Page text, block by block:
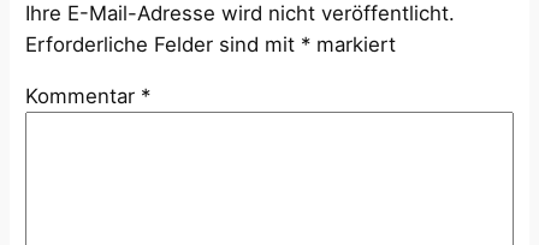
Ihre E-Mail-Adresse wird nicht veröffentlicht.
Erforderliche Felder sind mit * markiert
Kommentar *